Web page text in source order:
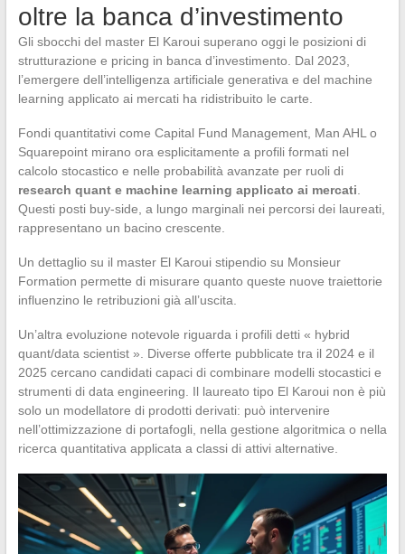
oltre la banca d’investimento
Gli sbocchi del master El Karoui superano oggi le posizioni di
strutturazione e pricing in banca d’investimento. Dal 2023,
l’emergere dell’intelligenza artificiale generativa e del machine
learning applicato ai mercati ha ridistribuito le carte.
Fondi quantitativi come Capital Fund Management, Man AHL o
Squarepoint mirano ora esplicitamente a profili formati nel
calcolo stocastico e nelle probabilità avanzate per ruoli di
research quant e machine learning applicato ai mercati
Questi posti buy-side, a lungo marginali nei percorsi dei laureati,
rappresentano un bacino crescente.
Un dettaglio su il master El Karoui stipendio su Monsieur
Formation permette di misurare quanto queste nuove traiettorie
influenzino le retribuzioni già all’uscita.
Un’altra evoluzione notevole riguarda i profili detti « hybrid
quant/data scientist ». Diverse offerte pubblicate tra il 2024 e il
2025 cercano candidati capaci di combinare modelli stocastici e
strumenti di data engineering. Il laureato tipo El Karoui non è più
solo un modellatore di prodotti derivati: può intervenire
nell’ottimizzazione di portafogli, nella gestione algoritmica o nella
ricerca quantitativa applicata a classi di attivi alternative.